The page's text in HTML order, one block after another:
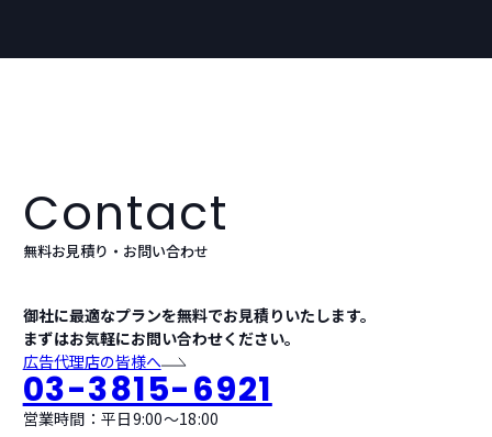
Contact
無料お見積り・お問い合わせ
御社に最適なプランを無料でお見積りいたします。
まずはお気軽にお問い合わせください。
広告代理店の皆様へ
03-3815-6921
営業時間：平日9:00〜18:00